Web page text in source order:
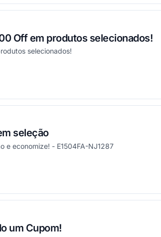
Off em produtos selecionados!
selecionados!
seleção
e economize! - E1504FA-NJ1287
um Cupom!